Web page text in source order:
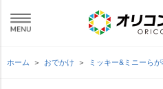
ホーム おでかけ ミッキー&ミニーら